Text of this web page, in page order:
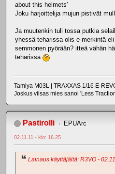
about this helmets'
Joku harjoittelija mujun pistivät
Ja muutenkin tuli tossa putkia
yhessä teharissa olis e-merkintä
semmonen pyörään? itteä vähän
teharissa
Tamiya M03L | TRAXXAS 1/16 E-
Joskus viisas mies sanoi 'Less
Pastirolli EPUArc
02.11.11 - klo: 16.25
Lainaus käyttäjältä: R3VO -